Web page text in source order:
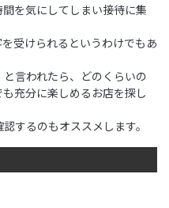
を気にしてしまい接待に集
受けられるというわけでもあ
言われたら、どのくらいの
充分に楽しめるお店を探し
するのもオススメします。